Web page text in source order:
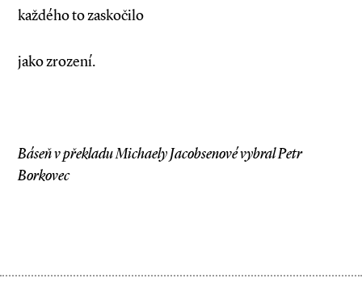
každého to zaskočilo
jako zrození.
Báseň v překladu Michaely Jacobsenové vybral Petr
Borkovec